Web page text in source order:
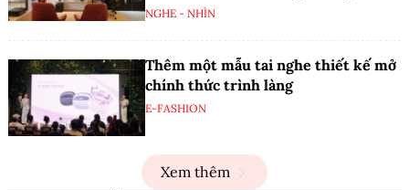
NGHE - NHÌN
Thêm một mẫu tai nghe thiết kế mở
chính thức trình làng
E-FASHION
Xem thêm